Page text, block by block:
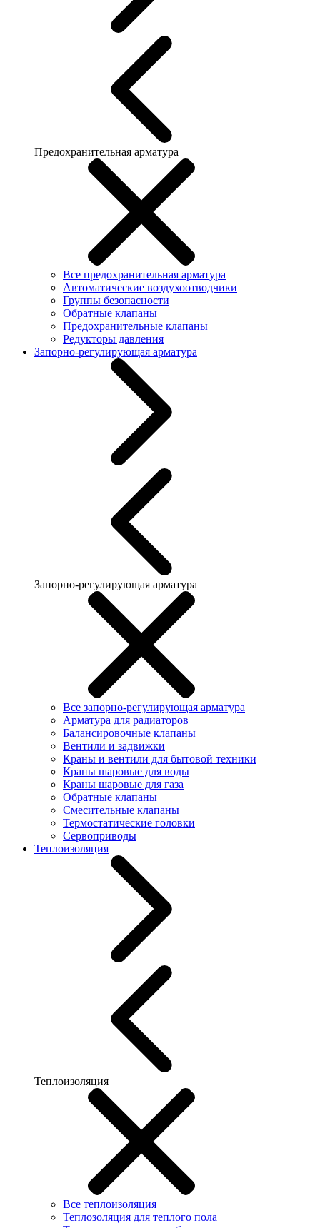
Предохранительная арматура
Все предохранительная арматура
Автоматические воздухоотводчики
Группы безопасности
Обратные клапаны
Предохранительные клапаны
Редукторы давления
Запорно-регулирующая арматура
Запорно-регулирующая арматура
Все запорно-регулирующая арматура
Арматура для радиаторов
Балансировочные клапаны
Вентили и задвижки
Краны и вентили для бытовой техники
Краны шаровые для воды
Краны шаровые для газа
Обратные клапаны
Смесительные клапаны
Термостатические головки
Сервоприводы
Теплоизоляция
Теплоизоляция
Все теплоизоляция
Теплозоляция для теплого пола